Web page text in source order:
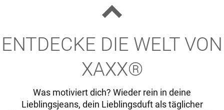
ENTDECKE DIE WELT VON
XAXX®
Was motiviert dich? Wieder rein in deine
Lieblingsjeans, dein Lieblingsduft als täglicher